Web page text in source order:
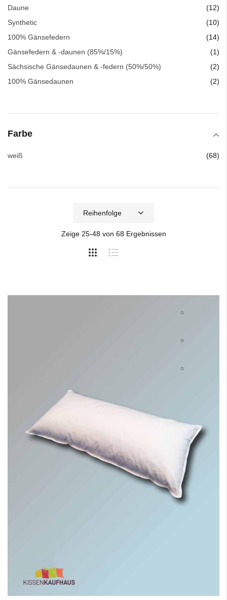
Zeige 25-48 von 68 Ergebnissen
Daune
12
Synthetic
10
100% Gänsefedern
14
Gänsefedern & -daunen (85%/15%)
1
Sächsische Gänsedaunen & -federn (50%/50%)
2
100% Gänsedaunen
2
Farbe
weiß 68